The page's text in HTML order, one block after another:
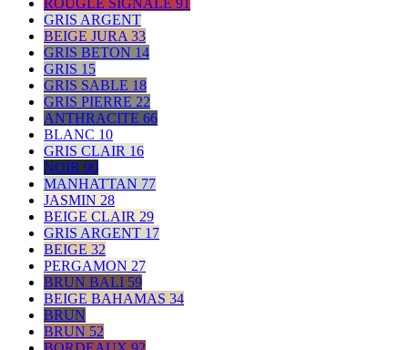
GRIS ARGENT
BEIGE JURA 33
GRIS BETON 14
GRIS 15
GRIS SABLE 18
GRIS PIERRE 22
ANTHRACITE 66
BLANC 10
GRIS CLAIR 16
NOIR 90
MANHATTAN 77
JASMIN 28
BEIGE CLAIR 29
GRIS ARGENT 17
BEIGE 32
PERGAMON 27
BRUN BALI 59
BEIGE BAHAMAS 34
BRUN
BRUN 52